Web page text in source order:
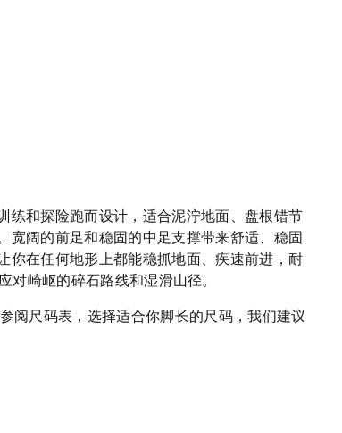
练和探险跑而设计，适合泥泞地面、盘根错节
宽阔的前足和稳固的中足支撑带来舒适、稳固
你在任何地形上都能稳抓地面、疾速前进，耐
崎岖的碎石路线和湿滑山径。
阅尺码表，选择适合你脚长的尺码，我们建议